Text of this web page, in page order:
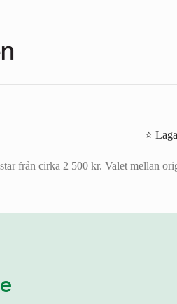
⭐
från cirka 2 500 kr. Valet mellan